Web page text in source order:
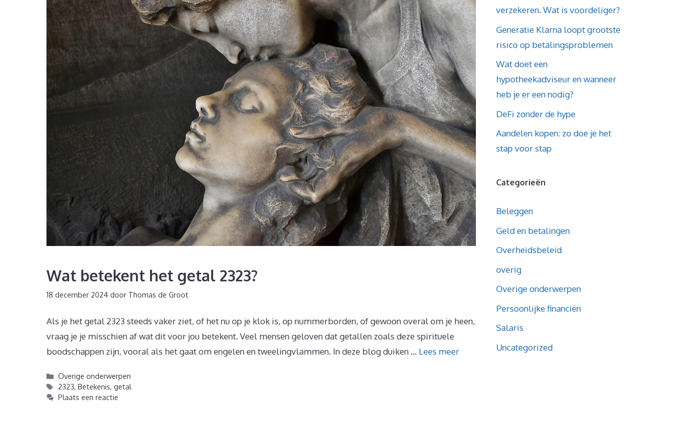
Wat betekent het getal 2323?
18 december 2024 door Thomas de Groot
Als je het getal 2323 steeds vaker ziet, of het nu op je klok is, op nummerborden, of gewoon overal om je heen,
vraag je je misschien af wat dit voor jou betekent. Veel mensen geloven dat getallen zoals deze spirituele
boodschappen zijn, vooral als het gaat om engelen en tweelingvlammen. In deze blog duiken … Lees meer
Categorieën
Overige onderwerpen
Tags
2323,Betekenis,getal
Plaats een reactie
verzekeren. Wat is voordeliger?
Generatie Klarna loopt grootste
risico op betalingsproblemen
Wat doet een
hypotheekadviseur en wanneer
heb je er een nodig?
DeFi zonder de hype
Aandelen kopen: zo doe je het
stap voor stap
Categorieën
Beleggen
Geld en betalingen
Overheidsbeleid
overig
Overige onderwerpen
Persoonlijke financiën
Salaris
Uncategorized